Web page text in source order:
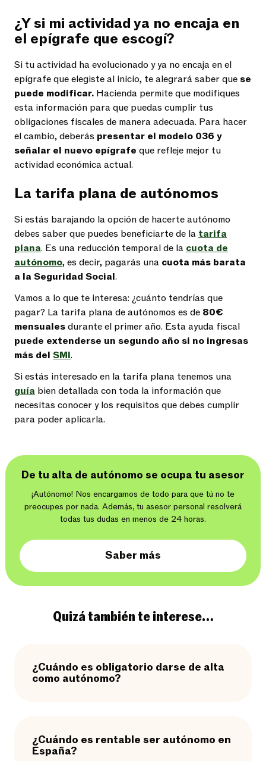
¿Y si mi actividad ya no encaja en
el epígrafe que escogí?
Si tu actividad ha evolucionado y ya no encaja en el
epígrafe que elegiste al inicio, te alegrará saber quese
puede modificar. Hacienda permite que modifiques
esta información para que puedas cumplir tus
obligaciones fiscales de manera adecuada. Para hacer
el cambio, deberás presentar el modelo 036 y
señalar el nuevo epígrafe que refleje mejor tu
actividad económica actual.
La tarifa plana de autónomos
Si estás barajando la opción de hacerte autónomo
debes saber que puedes beneficiarte de la tarifa
plana. Es una reducción temporal de la cuota de
autónomo, es decir, pagarás una cuota más barata
a la Seguridad Social.
Vamos a lo que te interesa: ¿cuánto tendrías que
pagar? La tarifa plana de autónomos es de 80€
mensualesdurante el primer año. Esta ayuda fiscal
puede extenderse un segundo año si no ingresas
más del SMI.
Si estás interesado en la tarifa plana tenemos una
guía bien detallada con toda la información que
necesitas conocer y los requisitos que debes cumplir
para poder aplicarla.
De tu alta de autónomo se ocupa tu asesor
¡Autónomo! Nos encargamos de todo para que tú no te
preocupes por nada. Además, tu asesor personal resolverá
todas tus dudas en menos de 24 horas.
Saber más
Quizá también te interese…
¿Cuándo es obligatorio darse de alta
como autónomo?
¿Cuándo es rentable ser autónomo en
España?